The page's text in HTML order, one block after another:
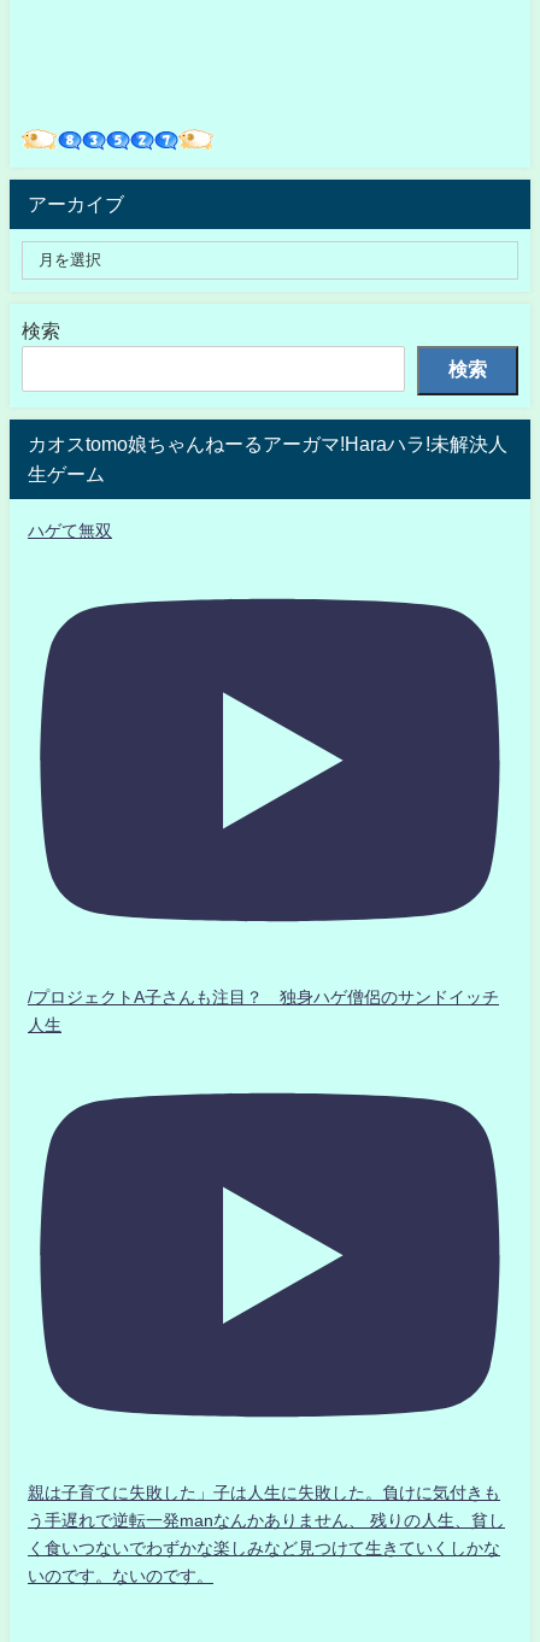
アーカイブ
検索
検索
カオスtomo娘ちゃんねーるアーガマ!Haraハラ!未解決人
生ゲーム
ハゲて無双
/プロジェクトA子さんも注目？ 独身ハゲ僧侶のサンドイッチ
人生
親は子育てに失敗した」子は人生に失敗した。負けに気付きも
う手遅れで逆転一発manなんかありません、 残りの人生、貧し
く食いつないでわずかな楽しみなど見つけて生きていくしかな
いのです。ないのです。